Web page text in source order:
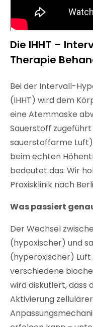
Die IHHT –
Therapie
Bei der Intervall-
(IHHT) wird dem
eine Atemmaske
Sauerstoff
sauerstoffarme
beim echten
bedeutet das: Wir
Praxisklinik nach
Was passiert
Der Wechsel
(hypoxischer) und
(hyperoxischer)
verschiedene
wird diskutiert, dass
Aktivierung